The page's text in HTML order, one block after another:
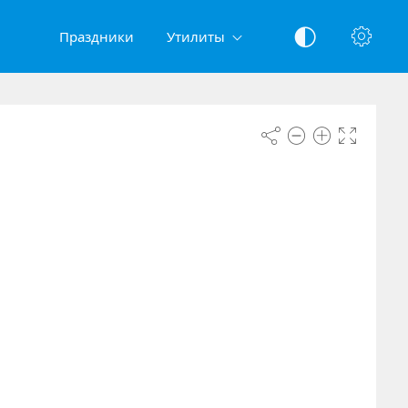
Праздники Утилиты